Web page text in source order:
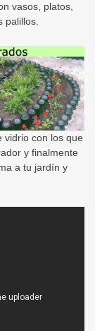
vasos, platos,
palillos.
vidrio con los que
y finalmente
a tu jardín y